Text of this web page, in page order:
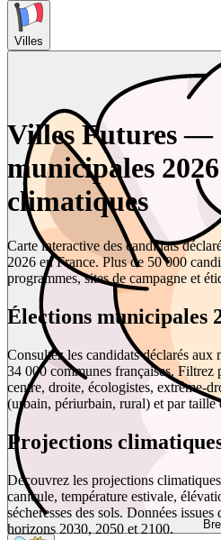
Villes
Villes Futures —
municipales
climatiques
Carte interactive des candidats
2026 en France. Plus de 50 000
programmes, sites de campagne et
Élections municipales
Consultez les candidats déclarés aux
34 000 communes françaises.
centre, droite, écologistes, extrême-
(urbain, périurbain, rural) et par taille
Projections
Découvrez les projections
canicule, température estivale,
sécheresses des sols. Données
horizons 2030, 2050 et 2100.